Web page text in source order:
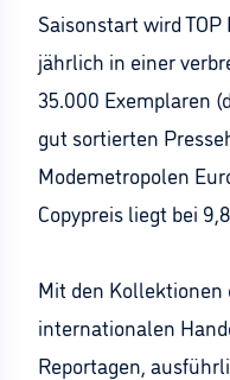
Saisonstart wird
jährlich in einer
35.000 Exemplaren
gut sortierten
Modemetropolen
Copypreis liegt bei
Mit den Kollektionen
internationalen
Reportagen,